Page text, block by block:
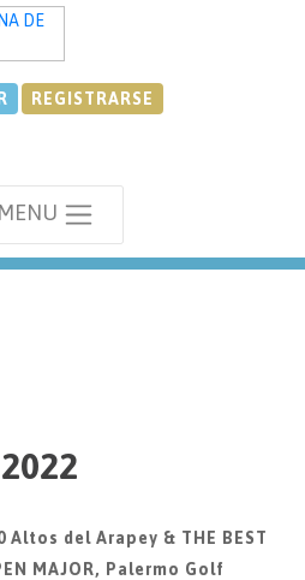
REGISTRARSE
MENU
Altos del Arapey & THE BEST
MAJOR, Palermo Golf